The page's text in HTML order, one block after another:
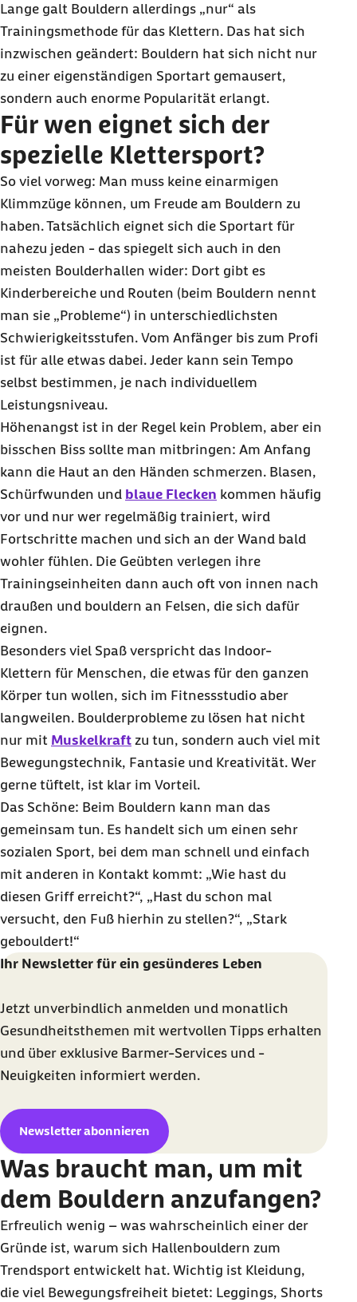
Lange galt Bouldern allerdings „nur“ als
Trainingsmethode für das Klettern. Das hat sich
inzwischen geändert: Bouldern hat sich nicht nur
zu einer eigenständigen Sportart gemausert,
sondern auch enorme Popularität erlangt.
Für wen eignet sich der
spezielle Klettersport?
So viel vorweg: Man muss keine einarmigen
Klimmzüge können, um Freude am Bouldern zu
haben. Tatsächlich eignet sich die Sportart für
nahezu jeden - das spiegelt sich auch in den
meisten Boulderhallen wider: Dort gibt es
Kinderbereiche und Routen (beim Bouldern nennt
man sie „Probleme“) in unterschiedlichsten
Schwierigkeitsstufen. Vom Anfänger bis zum Profi
ist für alle etwas dabei. Jeder kann sein Tempo
selbst bestimmen, je nach individuellem
Leistungsniveau.
Höhenangst ist in der Regel kein Problem, aber ein
bisschen Biss sollte man mitbringen: Am Anfang
kann die Haut an den Händen schmerzen. Blasen,
Schürfwunden und blaue Flecken kommen häufig
vor und nur wer regelmäßig trainiert, wird
Fortschritte machen und sich an der Wand bald
wohler fühlen. Die Geübten verlegen ihre
Trainingseinheiten dann auch oft von innen nach
draußen und bouldern an Felsen, die sich dafür
eignen.
Besonders viel Spaß verspricht das Indoor-
Klettern für Menschen, die etwas für den ganzen
Körper tun wollen, sich im Fitnessstudio aber
langweilen. Boulderprobleme zu lösen hat nicht
nur mit Muskelkraft zu tun, sondern auch viel mit
Bewegungstechnik, Fantasie und Kreativität. Wer
gerne tüftelt, ist klar im Vorteil.
Das Schöne: Beim Bouldern kann man das
gemeinsam tun. Es handelt sich um einen sehr
sozialen Sport, bei dem man schnell und einfach
mit anderen in Kontakt kommt: „Wie hast du
diesen Griff erreicht?“, „Hast du schon mal
versucht, den Fuß hierhin zu stellen?“, „Stark
gebouldert!“
Ihr Newsletter für ein gesünderes Leben
Jetzt unverbindlich anmelden und monatlich
Gesundheitsthemen mit wertvollen Tipps erhalten
und über exklusive Barmer-Services und -
Neuigkeiten informiert werden.
Newsletter abonnieren
Was braucht man, um mit
dem Bouldern anzufangen?
Erfreulich wenig – was wahrscheinlich einer der
Gründe ist, warum sich Hallenbouldern zum
Trendsport entwickelt hat. Wichtig ist Kleidung,
die viel Bewegungsfreiheit bietet: Leggings, Shorts